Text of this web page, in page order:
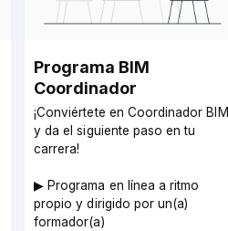
Programa BIM
Coordinador
¡Conviértete en Coordinador BIM
y da el siguiente paso en tu
carrera!
▶︎ Programa en línea a ritmo
propio y dirigido por un(a)
formador(a)